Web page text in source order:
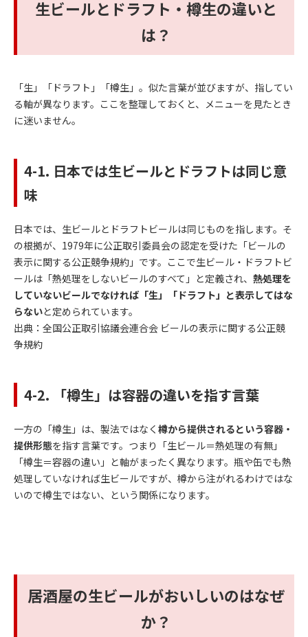
生ビールとドラフト・樽生の違いと
は？
「生」「ドラフト」「樽生」。似た言葉が並びますが、指してい
る軸が異なります。ここを整理しておくと、メニューを見たとき
に迷いません。
4-1. 日本では生ビールとドラフトは同じ意
味
日本では、生ビールとドラフトビールは同じものを指します。そ
の根拠が、1979年に公正取引委員会の認定を受けた「ビールの
表示に関する公正競争規約」です。ここで生ビール・ドラフトビ
ールは「熱処理をしないビールのすべて」と定義され、 熱処理を
していないビールでなければ「生」「ドラフト」と表示してはな
らないと定められています。
出典： 全国公正取引協議会連合会 ビールの表示に関する公正競
争規約
4-2. 「樽生」は容器の違いを指す言葉
一方の「樽生」は、製法ではなく 樽から提供されるという容器・
提供形態を指す言葉です。つまり「生ビール＝熱処理の有無」
「樽生＝容器の違い」と軸がまったく異なります。瓶や缶でも熱
処理していなければ生ビールですが、樽から注がれるわけではな
いので樽生ではない、という関係になります。
居酒屋の生ビールがおいしいのはなぜ
か？